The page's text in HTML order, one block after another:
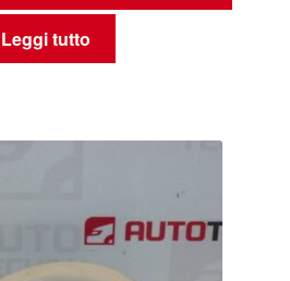
Leggi tutto